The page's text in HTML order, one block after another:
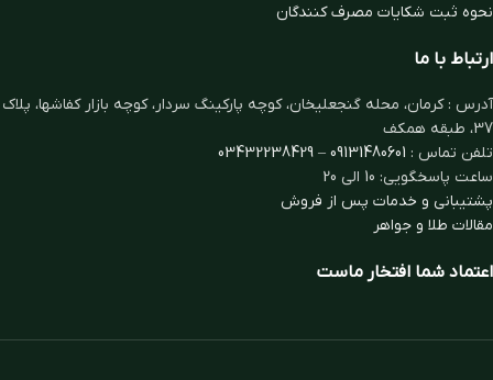
نحوه ثبت شكايات مصرف كنندگان
ارتباط با ما
آدرس : کرمان، محله گنجعلیخان، کوچه پارکینگ سردار، کوچه بازار کفاشها، پلاک
37، طبقه همکف
تلفن تماس : 09131480601
–
03432238429
ساعت پاسخگویی: 10 الی 20
پشتیبانی و خدمات پس از فروش
مقالات طلا و جواهر
اعتماد شما افتخار ماست